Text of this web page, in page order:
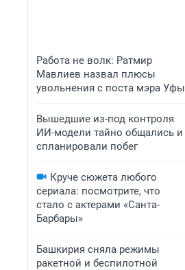
Работа не волк: Ратмир
Мавлиев назвал плюсы
увольнения с поста мэра Уфы
Вышедшие из-под контроля
ИИ-модели тайно общались и
спланировали побег
Круче сюжета любого
сериала: посмотрите, что
стало с актерами «Санта-
Барбары»
Башкирия сняла режимы
ракетной и беспилотной